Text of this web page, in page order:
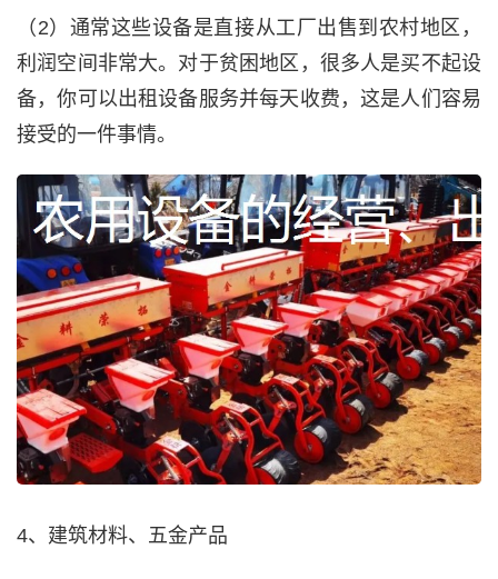
（2）通常这些设备是直接从工厂出售到农村地区，
利润空间非常大。对于贫困地区，很多人是买不起设
备，你可以出租设备服务并每天收费，这是人们容易
接受的一件事情。
4、建筑材料、五金产品